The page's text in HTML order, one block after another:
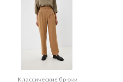
Классические брюки